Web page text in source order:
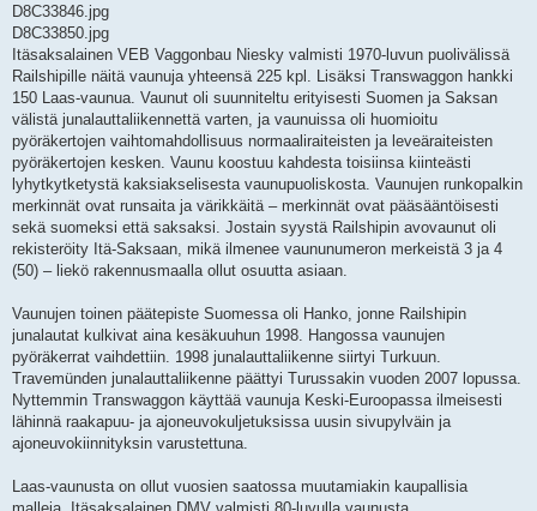
D8C33846.jpg
D8C33850.jpg
Itäsaksalainen VEB Vaggonbau Niesky valmisti 1970-luvun puolivälissä
Railshipille näitä vaunuja yhteensä 225 kpl. Lisäksi Transwaggon hankki
150 Laas-vaunua. Vaunut oli suunniteltu erityisesti Suomen ja Saksan
välistä junalauttaliikennettä varten, ja vaunuissa oli huomioitu
pyöräkertojen vaihtomahdollisuus normaaliraiteisten ja leveäraiteisten
pyöräkertojen kesken. Vaunu koostuu kahdesta toisiinsa kiinteästi
lyhytkytketystä kaksiakselisesta vaunupuoliskosta. Vaunujen runkopalkin
merkinnät ovat runsaita ja värikkäitä – merkinnät ovat pääsääntöisesti
sekä suomeksi että saksaksi. Jostain syystä Railshipin avovaunut oli
rekisteröity Itä-Saksaan, mikä ilmenee vaununumeron merkeistä 3 ja 4
(50) – liekö rakennusmaalla ollut osuutta asiaan.
Vaunujen toinen päätepiste Suomessa oli Hanko, jonne Railshipin
junalautat kulkivat aina kesäkuuhun 1998. Hangossa vaunujen
pyöräkerrat vaihdettiin. 1998 junalauttaliikenne siirtyi Turkuun.
Travemünden junalauttaliikenne päättyi Turussakin vuoden 2007 lopussa.
Nyttemmin Transwaggon käyttää vaunuja Keski-Euroopassa ilmeisesti
lähinnä raakapuu- ja ajoneuvokuljetuksissa uusin sivupylväin ja
ajoneuvokiinnityksin varustettuna.
Laas-vaunusta on ollut vuosien saatossa muutamiakin kaupallisia